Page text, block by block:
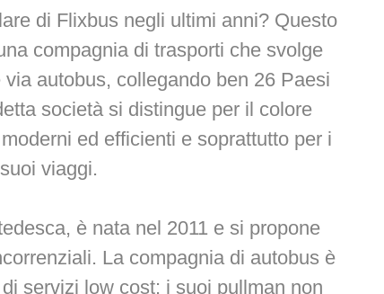
di Flixbus negli ultimi anni? Questo
compagnia di trasporti che svolge
autobus, collegando ben 26 Paesi
società si distingue per il colore
ed efficienti e soprattutto per i
viaggi.
è nata nel 2011 e si propone
La compagnia di autobus è
servizi low cost: i suoi pullman non